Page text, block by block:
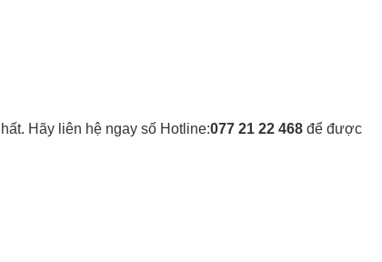
Hãy liên hệ ngay số Hotline:077 21 22 468để được